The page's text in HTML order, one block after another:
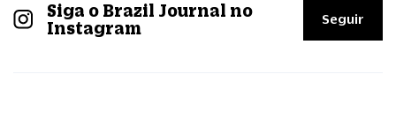
Siga o Brazil Journal no
Instagram
Seguir